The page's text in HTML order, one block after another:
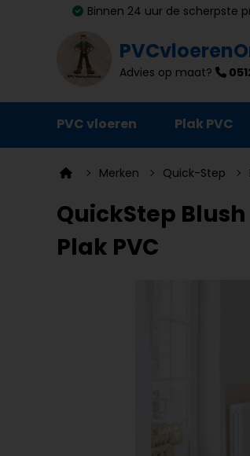
Binnen 24 uur de scherpste
Advies op maat?
PVC vloeren Plak PVC
Ondervloeren
Plinten
Deurmatten
Merken Quick-Step
QuickStep Blush
Plak PVC